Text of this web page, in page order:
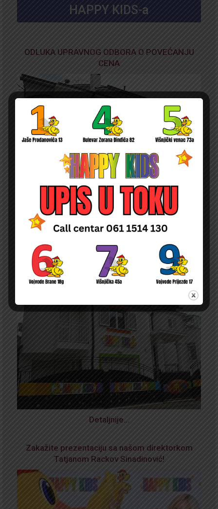
HAPPY KIDS-a
ODLUKA UPRAVNOG ODBORA O POVEĆANJU
CENA
ODLUKA O PRAVU NA NAKNADU DELA TROŠKOVA BORAVKA DECE U
PU ČIJI JE OSNIVAČ DURGO PRAVNO ILI FIZIČKO LICE NA TERITORIJI
GRADA BEOGRADA
Detaljnije…
Zakažite prezentaciju sa našom direktorkom
Tatjanom Rackov Sinadinović!